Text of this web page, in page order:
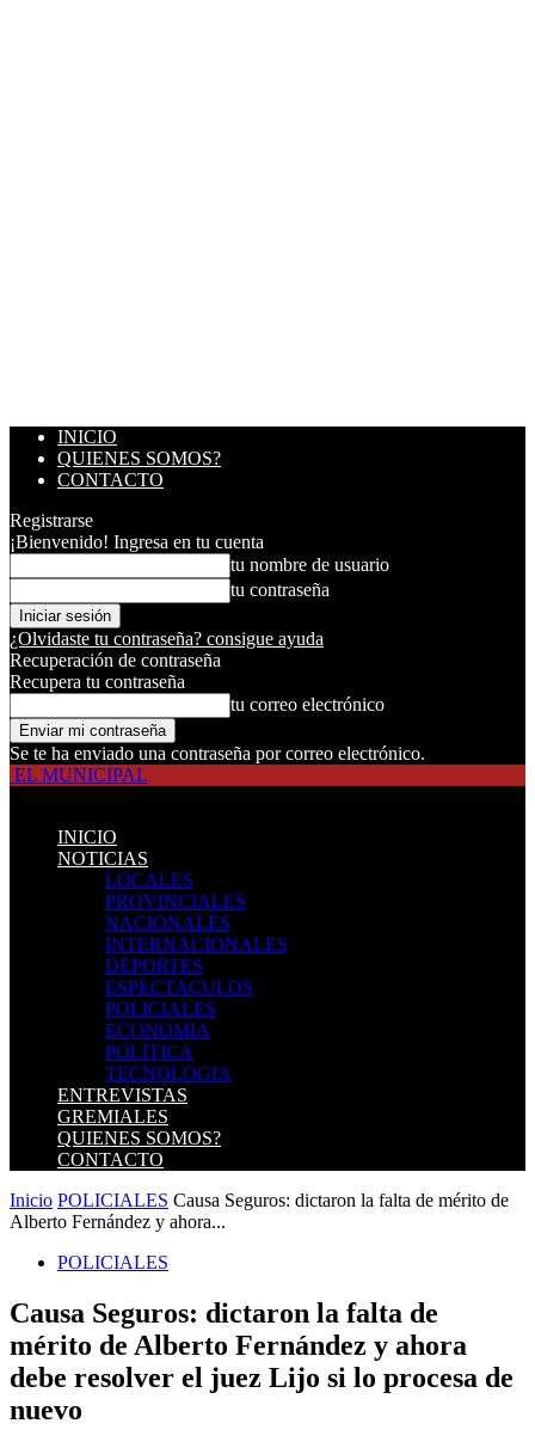
INICIO
QUIENES SOMOS?
CONTACTO
Registrarse
¡Bienvenido! Ingresa en tu cuenta
tu nombre de usuario
tu contraseña
¿Olvidaste tu contraseña? consigue ayuda
Recuperación de contraseña
Recupera tu contraseña
tu correo electrónico
Se te ha enviado una contraseña por correo electrónico.
EL MUNICIPAL
INICIO
NOTICIAS
LOCALES
PROVINCIALES
NACIONALES
INTERNACIONALES
DEPORTES
ESPECTACULOS
POLICIALES
ECONOMIA
POLITICA
TECNOLOGIA
ENTREVISTAS
GREMIALES
QUIENES SOMOS?
CONTACTO
Inicio POLICIALES Causa Seguros: dictaron la falta de mérito de
Alberto Fernández y ahora...
POLICIALES
Causa Seguros: dictaron la falta de
mérito de Alberto Fernández y ahora
debe resolver el juez Lijo si lo procesa de
nuevo